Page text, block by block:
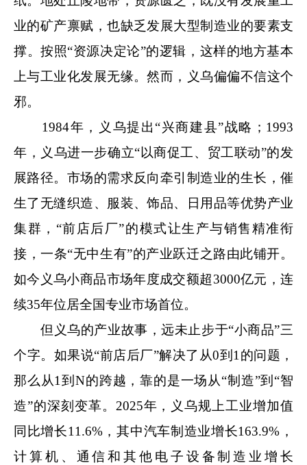
业的矿产禀赋，也缺乏发展大型制造业的要素支
撑。按照“资源决定论”的逻辑，这样的地方基本
上与工业化发展无缘。然而，义乌偏偏不信这个
邪。
1984年，义乌提出“兴商建县”战略；1993
年，义乌进一步确立“以商促工、贸工联动”的发
展路径。市场的需求反向牵引制造业的生长，催
生了无缝织造、服装、饰品、日用品等优势产业
集群，“前店后厂”的模式让生产与销售精准衔
接，一条“无中生有”的产业跃迁之路由此铺开。
如今义乌小商品市场年度成交额超3000亿元，连
续35年位居全国专业市场首位。
但义乌的产业故事，远未止步于“小商品”三
个字。 如果说“前店后厂”解决了从0到1的问题，
那么从1到N的跨越，靠的是一场从“制造”到“智
造”的深刻变革。2025年，义乌规上工业增加值
同比增长11.6%，其中汽车制造业增长163.9%，
计算机、通信和其他电子设备制造业增长